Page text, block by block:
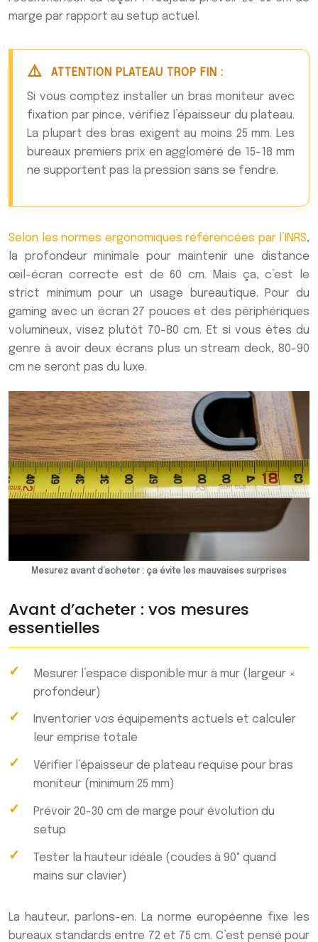
marge par rapport au setup actuel.
ATTENTION PLATEAU TROP FIN :
Si vous comptez installer un bras moniteur avec
fixation par pince, vérifiez l’épaisseur du plateau.
La plupart des bras exigent au moins 25 mm. Les
bureaux premiers prix en aggloméré de 15-18 mm
ne supportent pas la pression sans se fendre.
Selon les normes ergonomiques référencées par l’INRS,
la profondeur minimale pour maintenir une distance
œil-écran correcte est de 60 cm. Mais ça, c’est le
strict minimum pour un usage bureautique. Pour du
gaming avec un écran 27 pouces et des périphériques
volumineux, visez plutôt 70-80 cm. Et si vous êtes du
genre à avoir deux écrans plus un stream deck, 80-90
cm ne seront pas du luxe.
Mesurez avant d’acheter : ça évite les mauvaises surprises
Avant d’acheter : vos mesures
essentielles
Mesurer l’espace disponible mur à mur (largeur ×
profondeur)
Inventorier vos équipements actuels et calculer
leur emprise totale
Vérifier l’épaisseur de plateau requise pour bras
moniteur (minimum 25 mm)
Prévoir 20-30 cm de marge pour évolution du
setup
Tester la hauteur idéale (coudes à 90° quand
mains sur clavier)
La hauteur, parlons-en. La norme européenne fixe les
bureaux standards entre 72 et 75 cm. C’est pensé pour